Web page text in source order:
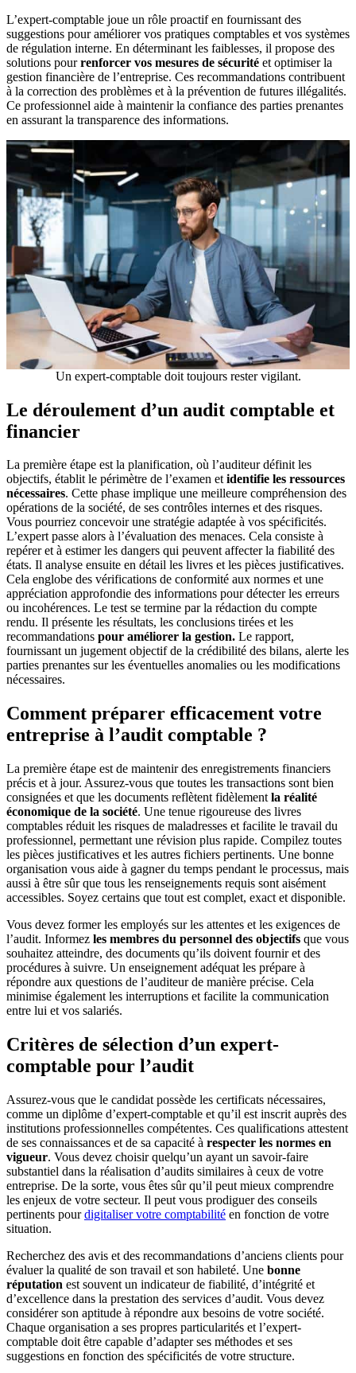
L’expert-comptable joue un rôle proactif en fournissant des
suggestions pour améliorer vos pratiques comptables et vos systèmes
de régulation interne. En déterminant les faiblesses, il propose des
solutions pourrenforcer vos mesures de sécurité et optimiser la
gestion financière de l’entreprise. Ces recommandations contribuent
à la correction des problèmes et à la prévention de futures illégalités.
Ce professionnel aide à maintenir la confiance des parties prenantes
en assurant la transparence des informations.
Un expert-comptable doit toujours rester vigilant.
Le déroulement d’un audit comptable et
financier
La première étape est la planification, où l’auditeur définit les
objectifs, établit le périmètre de l’examen etidentifie les ressources
nécessaires. Cette phase implique une meilleure compréhension des
opérations de la société, de ses contrôles internes et des risques.
Vous pourriez concevoir une stratégie adaptée à vos spécificités.
L’expert passe alors à l’évaluation des menaces. Cela consiste à
repérer et à estimer les dangers qui peuvent affecter la fiabilité des
états. Il analyse ensuite en détail les livres et les pièces justificatives.
Cela englobe des vérifications de conformité aux normes et une
appréciation approfondie des informations pour détecter les erreurs
ou incohérences. Le test se termine par la rédaction du compte
rendu. Il présente les résultats, les conclusions tirées et les
recommandations pour améliorer la gestion. Le rapport,
fournissant un jugement objectif de la crédibilité des bilans, alerte les
parties prenantes sur les éventuelles anomalies ou les modifications
nécessaires.
Comment préparer efficacement votre
entreprise à l’audit comptable ?
La première étape est de maintenir des enregistrements financiers
précis et à jour. Assurez-vous que toutes les transactions sont bien
consignées et que les documents reflètent fidèlement la réalité
économique de la société. Une tenue rigoureuse des livres
comptables réduit les risques de maladresses et facilite le travail du
professionnel, permettant une révision plus rapide. Compilez toutes
les pièces justificatives et les autres fichiers pertinents. Une bonne
organisation vous aide à gagner du temps pendant le processus, mais
aussi à être sûr que tous les renseignements requis sont aisément
accessibles. Soyez certains que tout est complet, exact et disponible.
Vous devez former les employés sur les attentes et les exigences de
l’audit. Informez les membres du personnel des objectifs que vous
souhaitez atteindre, des documents qu’ils doivent fournir et des
procédures à suivre. Un enseignement adéquat les prépare à
répondre aux questions de l’auditeur de manière précise. Cela
minimise également les interruptions et facilite la communication
entre lui et vos salariés.
Critères de sélection d’un expert-
comptable pour l’audit
Assurez-vous que le candidat possède les certificats nécessaires,
comme un diplôme d’expert-comptable et qu’il est inscrit auprès des
institutions professionnelles compétentes. Ces qualifications attestent
de ses connaissances et de sa capacité à respecter les normes en
vigueur. Vous devez choisir quelqu’un ayant un savoir-faire
substantiel dans la réalisation d’audits similaires à ceux de votre
entreprise. De la sorte, vous êtes sûr qu’il peut mieux comprendre
les enjeux de votre secteur. Il peut vous prodiguer des conseils
pertinents pourdigitaliser votre comptabilité en fonction de votre
situation.
Recherchez des avis et des recommandations d’anciens clients pour
évaluer la qualité de son travail et son habileté. Une bonne
réputation est souvent un indicateur de fiabilité, d’intégrité et
d’excellence dans la prestation des services d’audit. Vous devez
considérer son aptitude à répondre aux besoins de votre société.
Chaque organisation a ses propres particularités et l’expert-
comptable doit être capable d’adapter ses méthodes et ses
suggestions en fonction des spécificités de votre structure.